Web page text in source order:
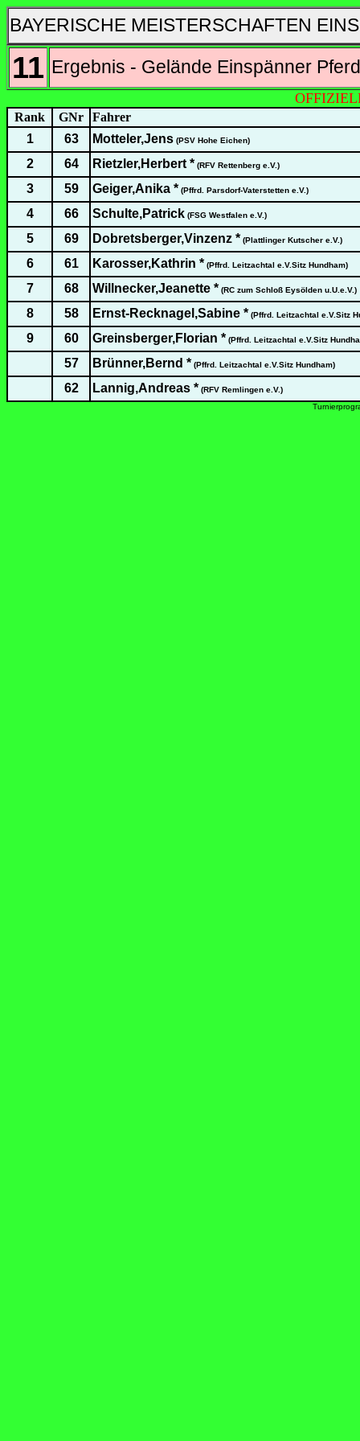
BAYERISCHE MEISTERSCHAFTEN
11 Ergebnis - Gelände Einspänner
Rank GNr
Fahrer
1
63 Motteler,Jens (PSV Hohe Eichen)
2 64 Rietzler,Herbert * (RFV Rettenberg e.V.)
3 59 Geiger,Anika * (Pffrd. Parsdorf-Vaterstetten e.V.)
4 66 Schulte,Patrick (FSG Westfalen e.V.)
5 69 Dobretsberger,Vinzenz * (Plattlinger Kutscher e.V.)
6 61 Karosser,Kathrin * (Pffrd. Leitzachtal e.V.Sitz Hundham)
7 68 Willnecker,Jeanette * (RC zum Schloß Eysölden u.U.e.V.)
8 58 Ernst-Recknagel,Sabine * (Pffrd. Leitzachtal e.V.Sitz
9 60 Greinsberger,Florian * (Pffrd. Leitzachtal e.V.Sitz
57 Brünner,Bernd * (Pffrd. Leitzachtal e.V.Sitz Hundham)
62 Lannig,Andreas * (RFV Remlingen e.V.)